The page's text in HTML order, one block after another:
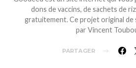
dons de vaccins, de sachets de
gratuitement. Ce projet original de
par Vincent
PARTAGER